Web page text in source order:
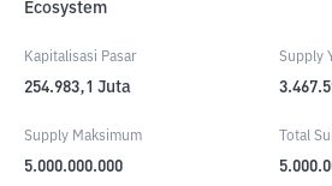
Ecosystem
Kapitalisasi Pasar
254.983,1 Juta
Supply
Supply Maksimum
5.000.000.000
Total